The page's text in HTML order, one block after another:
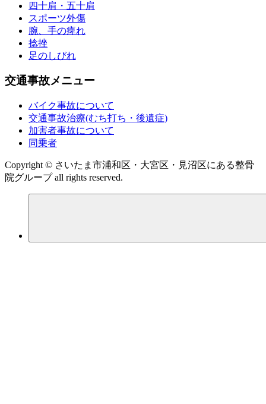
四十肩・五十肩
スポーツ外傷
腕、手の痺れ
捻挫
足のしびれ
交通事故メニュー
バイク事故について
交通事故治療(むち打ち・後遺症)
加害者事故について
同乗者
Copyright © さいたま市浦和区・大宮区・見沼区にある整骨
院グループ all rights reserved.